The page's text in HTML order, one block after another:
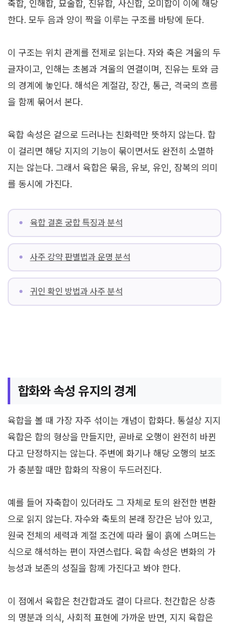
축합, 인해합, 묘술합, 진유합, 사신합, 오미합이 이에 해당
한다. 모두 음과 양이 짝을 이루는 구조를 바탕에 둔다.
이 구조는 위치 관계를 전제로 읽는다. 자와 축은 겨울의 두
글자이고, 인해는 초봄과 겨울의 연결이며, 진유는 토와 금
의 경계에 놓인다. 해석은 계절감, 장간, 통근, 격국의 흐름
을 함께 묶어서 본다.
육합 속성은 겉으로 드러나는 친화력만 뜻하지 않는다. 합
이 걸리면 해당 지지의 기능이 묶이면서도 완전히 소멸하
지는 않는다. 그래서 육합은 묶음, 유보, 유인, 잠복의 의미
를 동시에 가진다.
육합 결혼 궁합 특징과 분석
사주 강약 판별법과 운명 분석
귀인 확인 방법과 사주 분석
합화와 속성 유지의 경계
육합을 볼 때 가장 자주 섞이는 개념이 합화다. 통설상 지지
육합은 합의 형상을 만들지만, 곧바로 오행이 완전히 바뀐
다고 단정하지는 않는다. 주변에 화기나 해당 오행의 보조
가 충분할 때만 합화의 작용이 두드러진다.
예를 들어 자축합이 있더라도 그 자체로 토의 완전한 변환
으로 읽지 않는다. 자수와 축토의 본래 장간은 남아 있고,
원국 전체의 세력과 계절 조건에 따라 물이 흙에 스며드는
식으로 해석하는 편이 자연스럽다. 육합 속성은 변화의 가
능성과 보존의 성질을 함께 가진다고 봐야 한다.
이 점에서 육합은 천간합과도 결이 다르다. 천간합은 상층
의 명분과 의식, 사회적 표현에 가까운 반면, 지지 육합은